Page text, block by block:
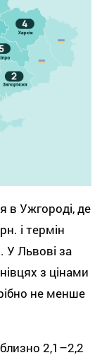
в Ужгороді, де
і термін
У Львові за
з цінами
не менше
2,1–2,2